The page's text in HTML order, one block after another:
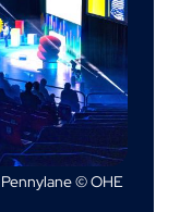
© OHE